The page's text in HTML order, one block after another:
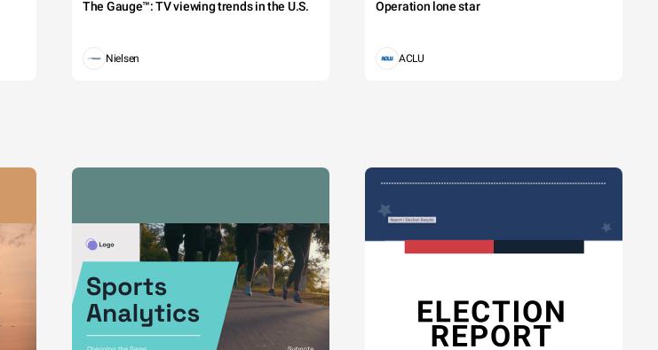
The Gauge™: TV viewing trends in the U.S.
Nielsen
Operation lone star
ACLU